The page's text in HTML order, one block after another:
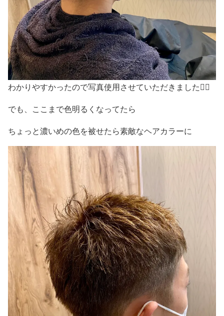
わかりやすかったので写真使用させていただきました🙇‍♀️
でも、ここまで色明るくなってたら
ちょっと濃いめの色を被せたら素敵なヘアカラーに